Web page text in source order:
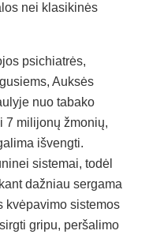
nei klasikinės
psichiatrės,
Auksės
nuo tabako
7 milijonų žmonių,
išvengti.
sistemai, todėl
dažniau sergama
kvėpavimo sistemos
gripu, peršalimo